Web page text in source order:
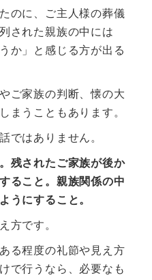
のに、ご主人様の葬儀
された親族の中には
か」と感じる方が出る
ご家族の判断、懐の大
まうこともあります。
ではありません。
残されたご家族が後か
ること。親族関係の中
うにすること。
方です。
る程度の礼節や見え方
で行うなら、必要なも